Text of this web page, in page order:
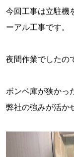
今回工事は立駐機
ーアル工事です。
夜間作業でしたの
ボンベ庫が狭かっ
弊社の強みが活か